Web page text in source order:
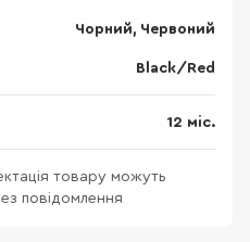
Чорний, Червоний
Black/Red
12 міс.
товару можуть
повідомлення